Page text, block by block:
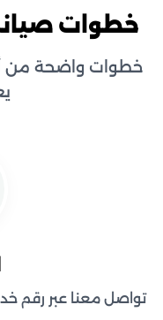
خطوات
خطوات واضحة من
تواصل معنا عبر رقم